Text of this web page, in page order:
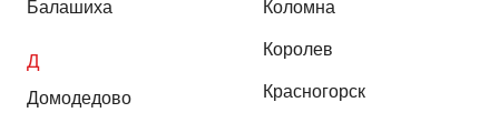
Балашиха
Д
Домодедово
Коломна
Королев
Красногорск